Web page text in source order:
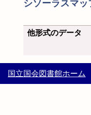
シソーラスマッ
他形式のデータ
国立国会図書館ホーム